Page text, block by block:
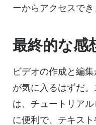
ーからアクセスでき
最終的な感
ビデオの作成と編
が気に入るはずだ
は、チュートリア
に便利で、テキス